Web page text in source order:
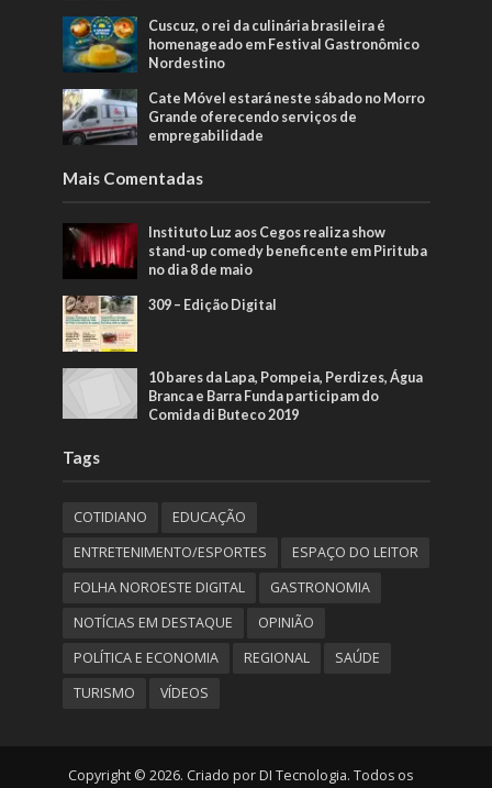
Cuscuz, o rei da culinária brasileira é
homenageado em Festival Gastronômico
Nordestino
Cate Móvel estará neste sábado no Morro
Grande oferecendo serviços de
empregabilidade
Mais Comentadas
Instituto Luz aos Cegos realiza show
stand-up comedy beneficente em Pirituba
no dia 8 de maio
309 – Edição Digital
10 bares da Lapa, Pompeia, Perdizes, Água
Branca e Barra Funda participam do
Comida di Buteco 2019
Tags
COTIDIANO
EDUCAÇÃO
ENTRETENIMENTO/ESPORTES
ESPAÇO DO LEITOR
FOLHA NOROESTE DIGITAL
GASTRONOMIA
NOTÍCIAS EM DESTAQUE
OPINIÃO
POLÍTICA E ECONOMIA
REGIONAL
SAÚDE
TURISMO
VÍDEOS
Copyright © 2026. Criado por DI Tecnologia. Todos os